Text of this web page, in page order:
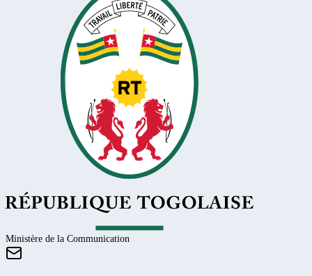
Ministère de la Communication